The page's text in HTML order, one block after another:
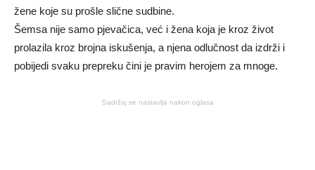
žene koje su prošle slične sudbine.
Šemsa nije samo pjevačica, već i žena koja je kroz život
prolazila kroz brojna iskušenja, a njena odlučnost da izdrži i
pobijedi svaku prepreku čini je pravim herojem za mnoge.
Sadržaj se nastavlja nakon oglasa